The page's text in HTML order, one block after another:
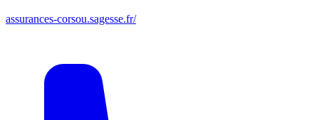
assurances-corsou.sagesse.fr/